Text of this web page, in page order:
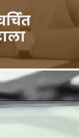
राजनीतिक घोटाला